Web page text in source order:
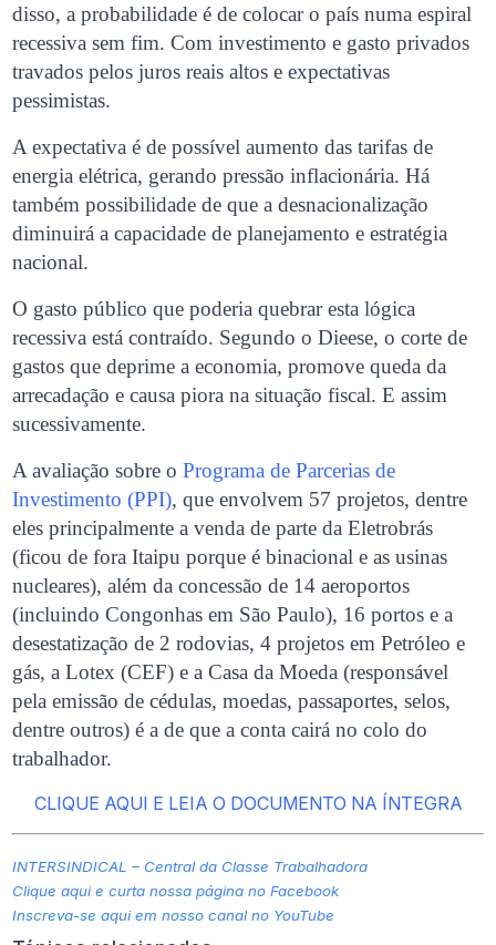
disso, a probabilidade é de colocar o país numa espiral
recessiva sem fim. Com investimento e gasto privados
travados pelos juros reais altos e expectativas
pessimistas.
A expectativa é de possível aumento das tarifas de
energia elétrica, gerando pressão inflacionária. Há
também possibilidade de que a desnacionalização
diminuirá a capacidade de planejamento e estratégia
nacional.
O gasto público que poderia quebrar esta lógica
recessiva está contraído. Segundo o Dieese, o corte de
gastos que deprime a economia, promove queda da
arrecadação e causa piora na situação fiscal. E assim
sucessivamente.
A avaliação sobre oPrograma de Parcerias de
Investimento (PPI), que envolvem 57 projetos, dentre
eles principalmente a venda de parte da Eletrobrás
(ficou de fora Itaipu porque é binacional e as usinas
nucleares), além da concessão de 14 aeroportos
(incluindo Congonhas em São Paulo), 16 portos e a
desestatização de 2 rodovias, 4 projetos em Petróleo e
gás, a Lotex (CEF) e a Casa da Moeda (responsável
pela emissão de cédulas, moedas, passaportes, selos,
dentre outros) é a de que a conta cairá no colo do
trabalhador.
CLIQUE AQUI E LEIA O DOCUMENTO NA ÍNTEGRA
INTERSINDICAL – Central da Classe Trabalhadora
Clique aqui e curta nossa página no Facebook
Inscreva-se aqui em nosso canal no YouTube